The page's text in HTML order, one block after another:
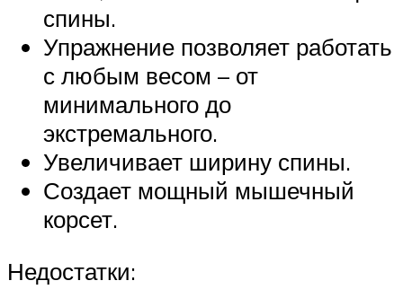
спины.
Упражнение позволяет работать
с любым весом – от
минимального до
экстремального.
Увеличивает ширину спины.
Создает мощный мышечный
корсет.
Недостатки: